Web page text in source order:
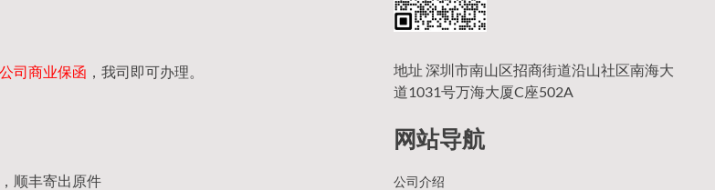
司商业保函 ，我司即可办理。
顺丰寄出原件
地址 深圳市南山区招商街道沿山社区南海大
道1031号万海大厦C座502A
网站导航
公司介绍